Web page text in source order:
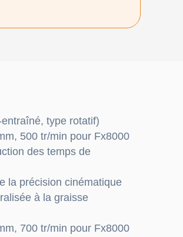
type rotatif)
500 tr/min pour Fx8000
des temps de
la précision cinématique
à la graisse
700 tr/min pour Fx8000